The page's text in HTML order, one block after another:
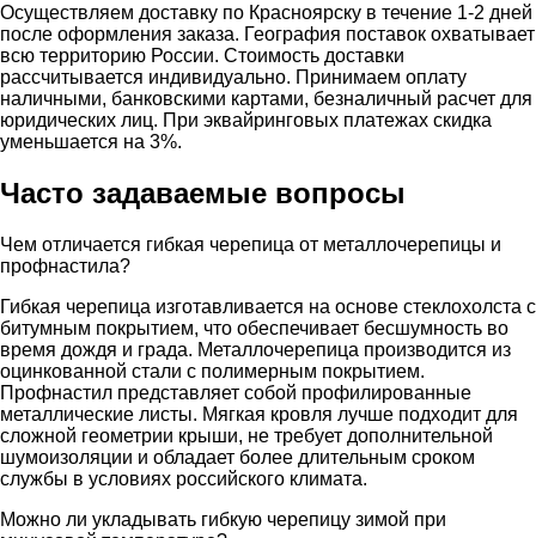
Осуществляем доставку по Красноярску в течение 1-2 дней
после оформления заказа. География поставок охватывает
всю территорию России. Стоимость доставки
рассчитывается индивидуально. Принимаем оплату
наличными, банковскими картами, безналичный расчет для
юридических лиц. При эквайринговых платежах скидка
уменьшается на 3%.
Часто задаваемые вопросы
Чем отличается гибкая черепица от металлочерепицы и
профнастила?
Гибкая черепица изготавливается на основе стеклохолста с
битумным покрытием, что обеспечивает бесшумность во
время дождя и града. Металлочерепица производится из
оцинкованной стали с полимерным покрытием.
Профнастил представляет собой профилированные
металлические листы. Мягкая кровля лучше подходит для
сложной геометрии крыши, не требует дополнительной
шумоизоляции и обладает более длительным сроком
службы в условиях российского климата.
Можно ли укладывать гибкую черепицу зимой при